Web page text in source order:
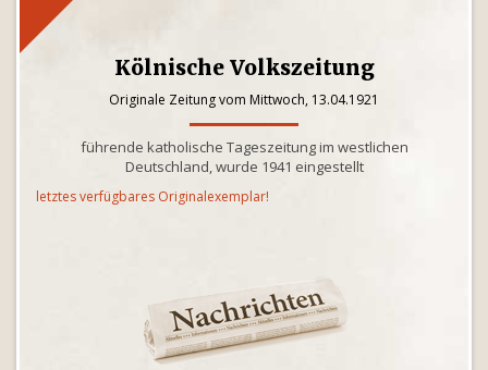
Kölnische Volkszeitung
Originale Zeitung vom Mittwoch, 13.04.1921
führende katholische Tageszeitung im westlichen
Deutschland, wurde 1941 eingestellt
letztes verfügbares Originalexemplar!